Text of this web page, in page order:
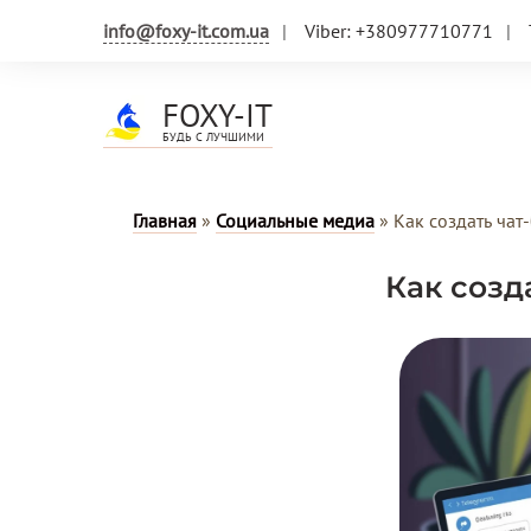
info@foxy-it.com.ua Viber: +380977710771
FOXY-IT
БУДЬ С ЛУЧШИМИ
Главная » Социальные медиа » Как создать
Как